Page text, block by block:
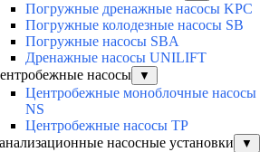
Погружные дренажные насосы KPC
Погружные колодезные насосы SB
Погружные насосы SBA
Дренажные насосы UNILIFT
насосы
▼
Центробежные моноблочные насосы
NS
Центробежные насосы TP
насосные установки
▼